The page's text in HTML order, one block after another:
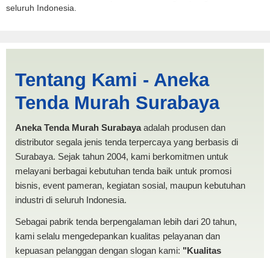
seluruh Indonesia.
Aceh | PRODUKSI ANEKA
TENDA MURAH
Tentang Kami - Aneka
Tenda Murah Surabaya
Aneka Tenda Murah Surabayaadalah produsen dan
distributor segala jenis tenda terpercaya yang berbasis di
Surabaya. Sejak tahun 2004, kami berkomitmen untuk
melayani berbagai kebutuhan tenda baik untuk promosi
bisnis, event pameran, kegiatan sosial, maupun kebutuhan
industri di seluruh Indonesia.
Sebagai pabrik tenda berpengalaman lebih dari 20 tahun,
kami selalu mengedepankan kualitas pelayanan dan
kepuasan pelanggan dengan slogan kami: "Kualitas